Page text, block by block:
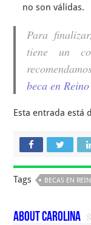
no son válidas.
Para
tiene un
beca en
Esta entrada
Tags BECAS EN
About Carolina